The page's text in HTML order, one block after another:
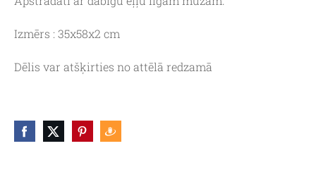
Izmērs : 35x58x2 cm
Dēlis var atšķirties no attēlā redzamā